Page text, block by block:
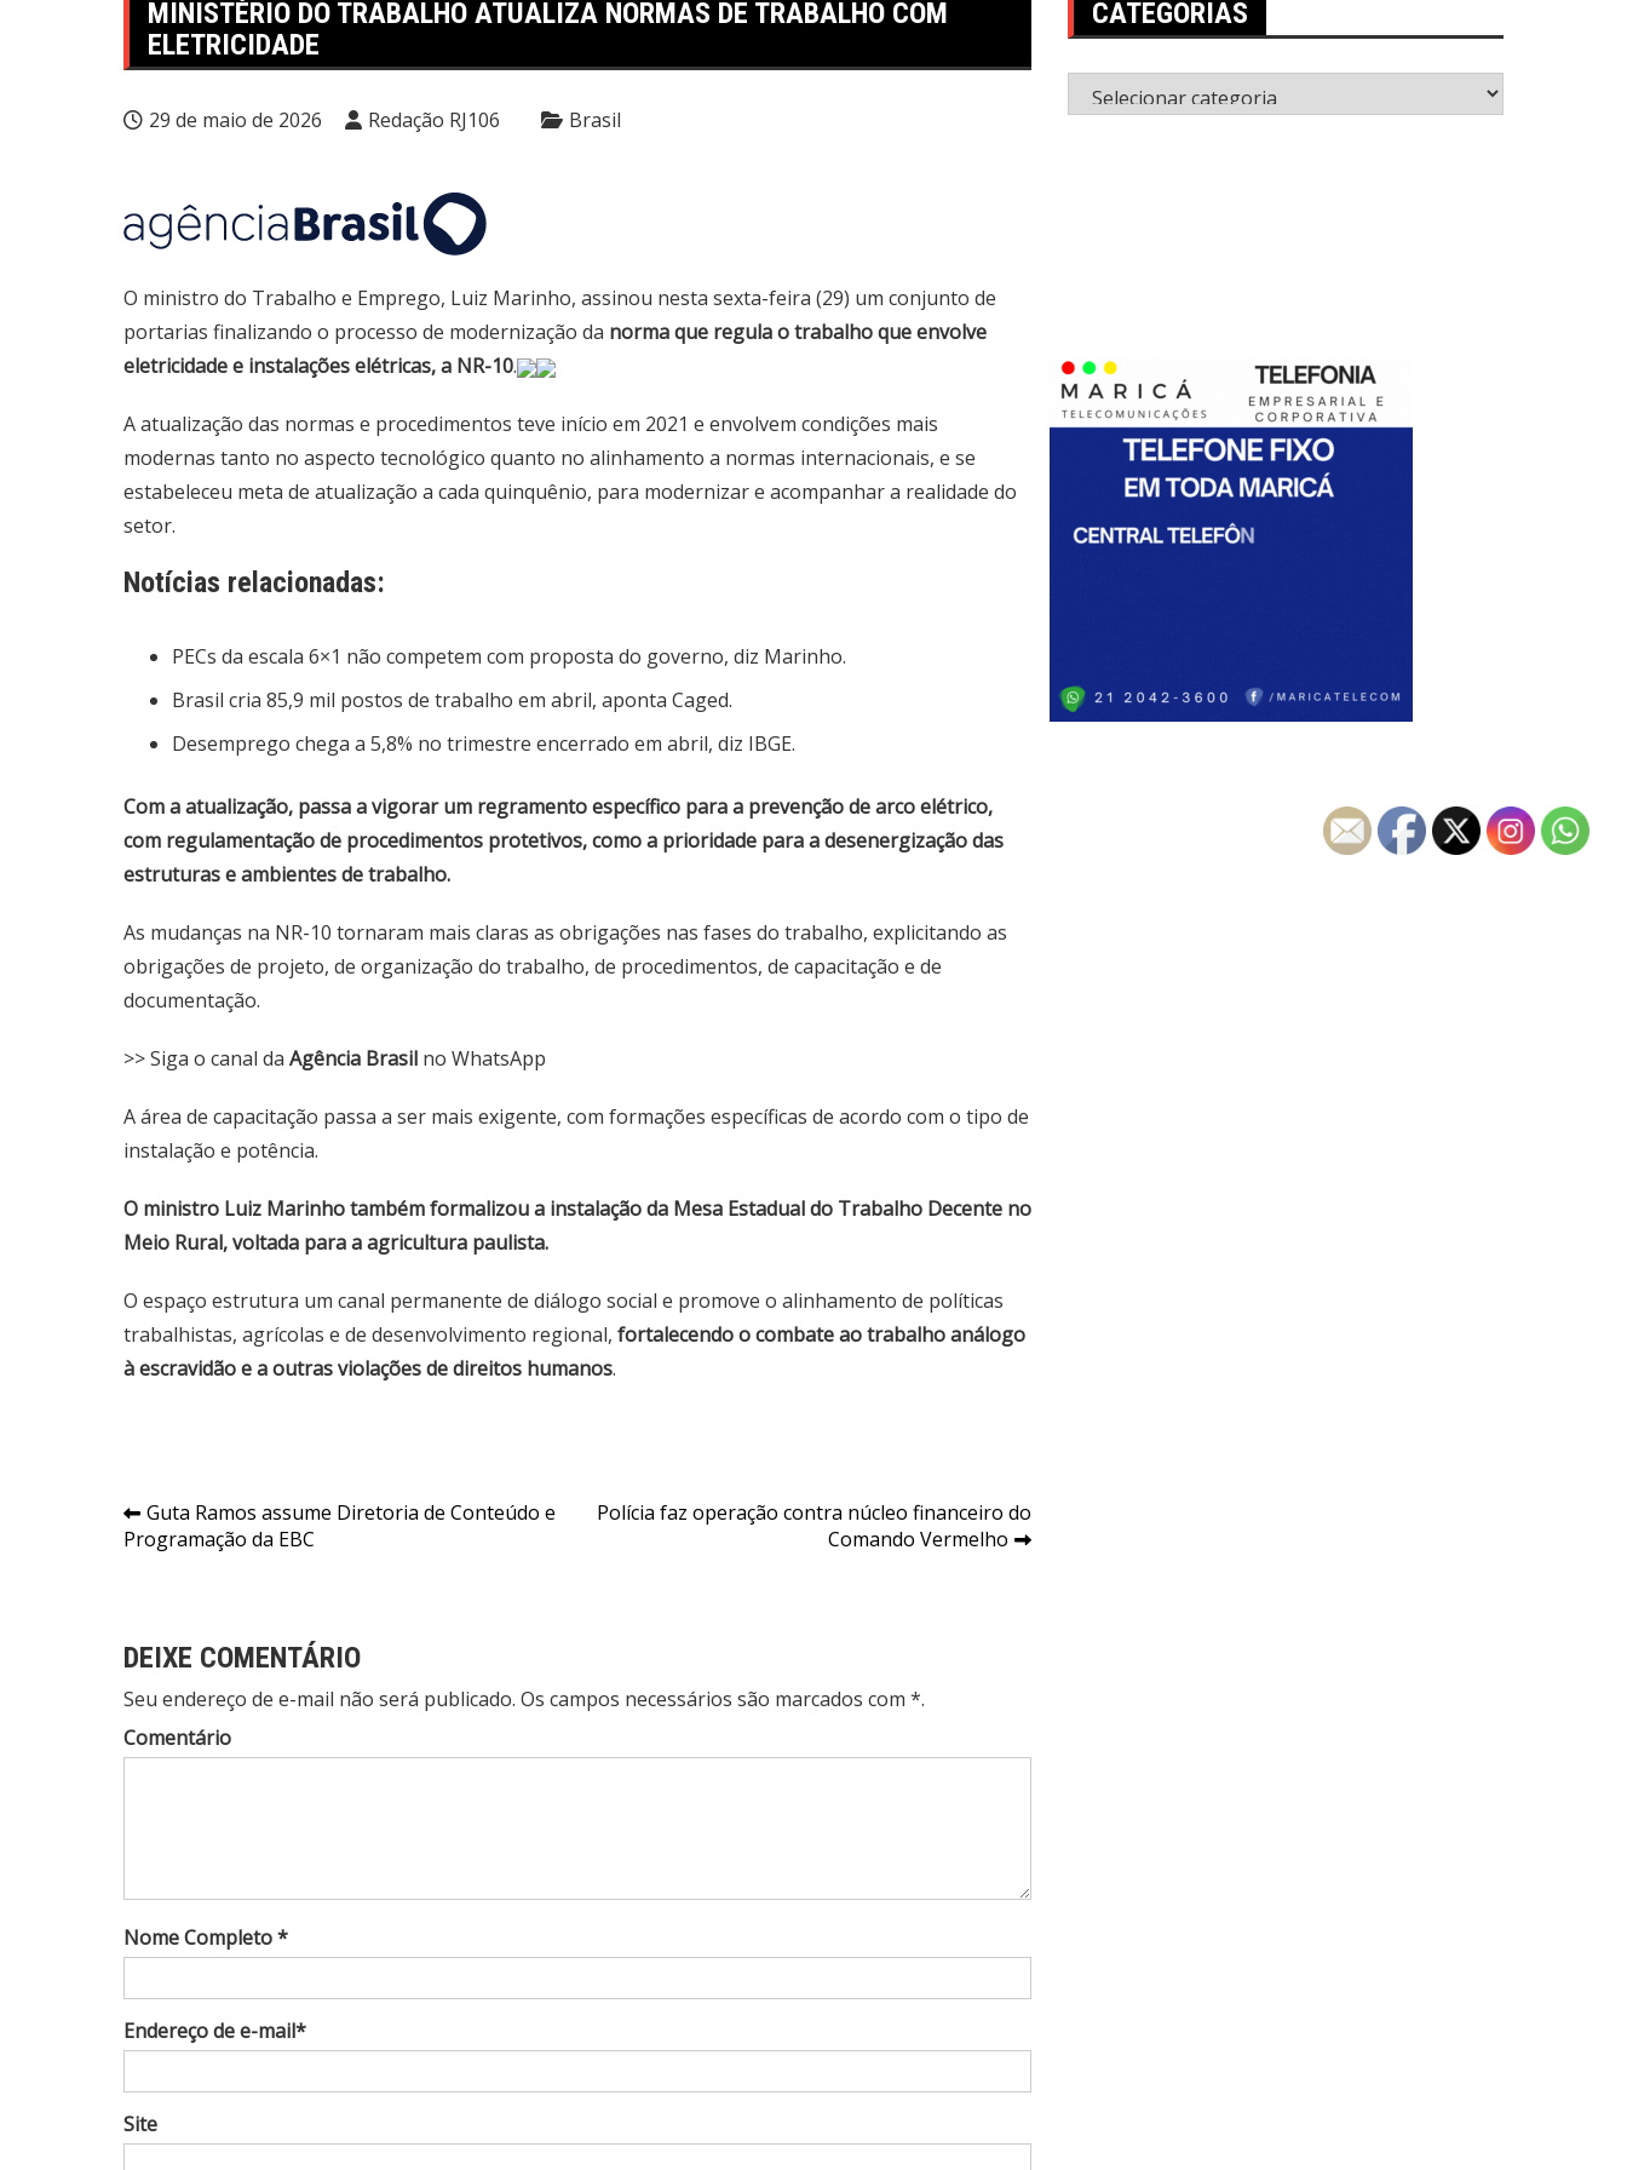
MINISTÉRIO DO TRABALHO ATUALIZA NORMAS DE TRABALHO COM
ELETRICIDADE
29 de maio de 2026 Redação RJ106 Brasil
O ministro do Trabalho e Emprego, Luiz Marinho, assinou nesta sexta-feira (29) um conjunto de
portarias finalizando o processo de modernização da norma que regula o trabalho que envolve
eletricidade e instalações elétricas, a NR-10.
A atualização das normas e procedimentos teve início em 2021 e envolvem condições mais
modernas tanto no aspecto tecnológico quanto no alinhamento a normas internacionais, e se
estabeleceu meta de atualização a cada quinquênio, para modernizar e acompanhar a realidade do
setor.
Notícias relacionadas:
PECs da escala 6×1 não competem com proposta do governo, diz Marinho.
Brasil cria 85,9 mil postos de trabalho em abril, aponta Caged.
Desemprego chega a 5,8% no trimestre encerrado em abril, diz IBGE.
Com a atualização, passa a vigorar um regramento específico para a prevenção de arco elétrico,
com regulamentação de procedimentos protetivos, como a prioridade para a desenergização das
estruturas e ambientes de trabalho.
As mudanças na NR-10 tornaram mais claras as obrigações nas fases do trabalho, explicitando as
obrigações de projeto, de organização do trabalho, de procedimentos, de capacitação e de
documentação.
>> Siga o canal da Agência Brasil no WhatsApp
A área de capacitação passa a ser mais exigente, com formações específicas de acordo com o tipo de
instalação e potência.
O ministro Luiz Marinho também formalizou a instalação da Mesa Estadual do Trabalho Decente no
Meio Rural, voltada para a agricultura paulista.
O espaço estrutura um canal permanente de diálogo social e promove o alinhamento de políticas
trabalhistas, agrícolas e de desenvolvimento regional, fortalecendo o combate ao trabalho análogo
à escravidão e a outras violações de direitos humanos.
Navegação
de
Guta Ramos assume Diretoria de Conteúdo e
Programação da EBC
Polícia faz operação contra núcleo financeiro do
Comando Vermelho
DEIXE COMENTÁRIO
Seu endereço de e-mail não será publicado. Os campos necessários são marcados com *.
Comentário
Nome Completo *
Endereço de e-mail*
Site
CATEGORIAS
Categorias